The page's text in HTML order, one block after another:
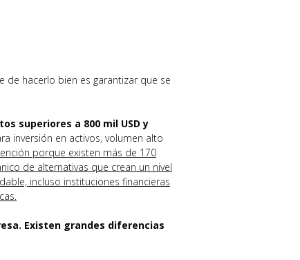
hacerlo bien es garantizar que se
superiores a 800 mil USD y
inversión en activos, volumen alto
porque existen más de 170
de alternativas que crean un nivel
incluso instituciones financieras
Existen grandes diferencias